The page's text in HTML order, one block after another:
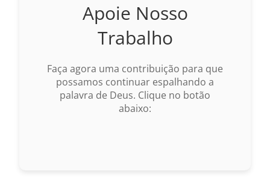
Nova Versão Internacional
2017 – Nova Almeida Atualizada
1969 – Almeida Revisada e Corrigida
1993 – Almeida Revisada e Atualizada
Apoie Nosso
Trabalho
Faça agora uma contribuição para que
possamos continuar espalhando a
palavra de Deus. Clique no botão
abaixo: